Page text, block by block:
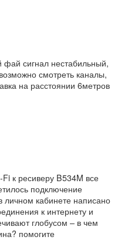
фай сигнал нестабильный,
смотреть каналы,
на расстоянии 6метров
к ресиверу B534M все
подключение
личном кабинете написано
к интернету и
глобусом – в чем
помогите